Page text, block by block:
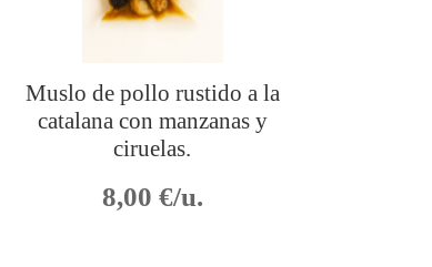
Muslo de pollo rustido a la
catalana con manzanas y
ciruelas.
8,00 €/u.